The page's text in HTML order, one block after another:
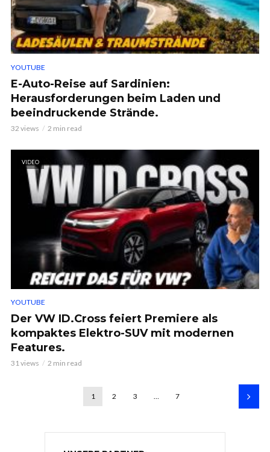
YOUTUBE
E-Auto-Reise auf Sardinien:
Herausforderungen beim Laden und
beeindruckende Strände.
32 views 2 min read
VIDEO
YOUTUBE
Der VW ID.Cross feiert Premiere als
kompaktes Elektro-SUV mit modernen
Features.
31 views 2 min read
1 2 3 … 7